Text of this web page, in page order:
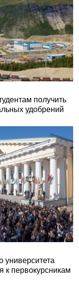
получить
удобрений
университета
к первокурсникам